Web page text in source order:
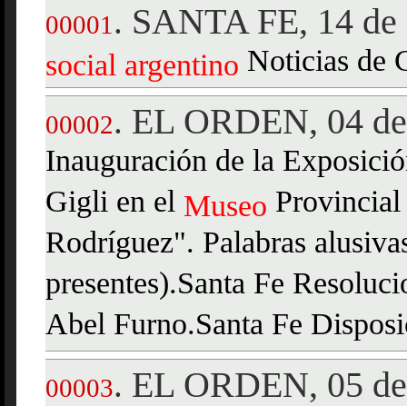
00001 . SANTA FE, 14
social argentino Noticias de
00002. EL ORDEN, 04
Inauguración de la
Gigli en el Museo
Rodríguez". Palabras
presentes).Santa Fe
Abel Furno.Santa Fe
00003. EL ORDEN, 05